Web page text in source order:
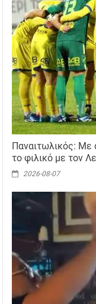
Παναιτωλικός: Με
το φιλικό με τον
2026-08-07